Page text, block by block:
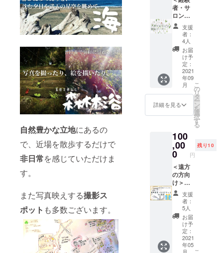
自然豊かな立地にあるの
で、近場を散歩するだけで
非日常を感じていただけま
す。
また写真映えする撮影ス
ポット も多数ございます。
たし"に
意識を
向ける
事で
す。 自
分の心
に意識
を向
け、心
を観察
する事
で、心
は落ち
ノゴト
を冷静
に捉え
る事が
出来る
ように
なりま
す。 正
しい認
識は正
しい判
断にな
り、そ
して正
しい行
た。 そ
れぞれ
の香り
の作用
で、子
どもた
ちの健
やかな
毎日を
サポー
トしま
す。
内容：
dōTER
Thinker
ドテラ
シン
カー™
dōTER
RA
Restful
ドテラ
レスト
フル™
dōTER
RA
Stronge
r ドテラ
ストロ
ンガー
葉の季
節にな
ればお
寺観光
の特集
が組ま
れ、日
常の中
では法
事・お
葬式を
はじ
盆参り
や初詣
お寺に
足を運
ぶ機会
は多い
と思い
ます。
しか
し、そ
のお寺
が大切
にして
きた“仏
教”の教
えや、
お経
時間よ
り前の
荷物お
預かり
も可能
な場合
がござ
いま
す。ご
希望の
方は事
前にお
問合せ
酵素ド
リンク
20時
(仮) 酵
素ドリ
ンク or
準備食
＜2日目
＞ 9時
(仮)
酵素ド
リンク
13時
(仮) 酵
素ドリ
トで
す。 ※
交通手
段はお
客様自
身でご
用意い
ただき
ます。
※2021
年9月
(予定)に
予約の
ケット
を送ら
せてい
ただき
ます。
※有効期
限：
2022年
6月末ま
経営の
サロン
全店舗
で利用
可能 ☆
サロン
の施術
や物販
にもご
利用い
ただけ
ます。
・有効
期限
2022年
で
者・サ
ロン
オー
ナー向
け＞
【唯一
無二の
アロマ
セラピ
スト養
成ス
クー
ル・１
泊２日
チケッ
！！通
常
¥15000
0→特別
価格
¥10000
0！！
！！卒
業後、
施設内
サロン
スペー
スを
シェア
サロン
支援
者：
4人
お届
け予
定：
2021
年09
月
詳細を見る
こ
の
リ
タ
ー
ン
を
選
択
す
る
100
,00
0 円
残り10
＜遠方
の方向
け＞
【プロ
が選
ぶ！肌
再生
ホーム
ケア
キット
３ヶ月
支援
者：
5人
お届
け予
定：
2021
年05
月